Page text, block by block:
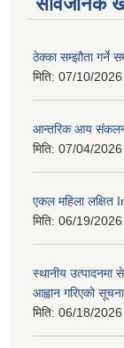
ठेक्का सम्झौता गर्ने
मिति: 07/10/
आन्तरिक आय संकलन
मिति: 07/04/
एकल महिला लक्षित
मिति: 06/19/
स्थानीय
आह्वान गरिएको सूचना
मिति: 06/18/